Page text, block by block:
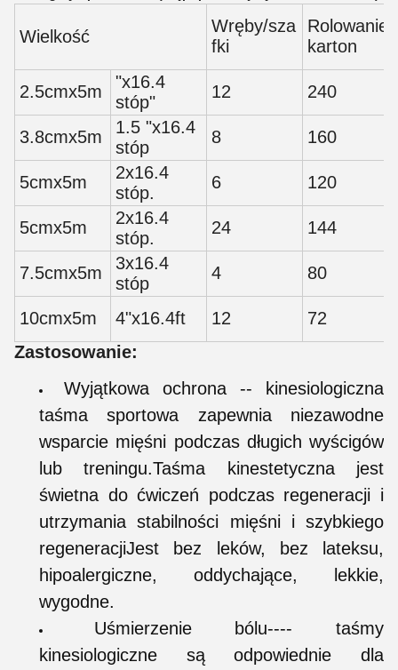
Wielkość
Wręby/sza
fki
Rolowanie/
karton
2.5cmx5m
"x16.4
stóp"
12 240
3.8cmx5m
1.5 "x16.4
stóp
8 160
5cmx5m
2x16.4
stóp.
6 120
5cmx5m
2x16.4
stóp.
24 144
7.5cmx5m
3x16.4
stóp
4 80
10cmx5m 4"x16.4ft 12
72
Zastosowanie:
Wyjątkowa ochrona -- kinesiologiczna
taśma sportowa zapewnia niezawodne
wsparcie mięśni podczas długich wyścigów
lub treningu.Taśma kinestetyczna jest
świetna do ćwiczeń podczas regeneracji i
utrzymania stabilności mięśni i szybkiego
regeneracjiJest bez leków, bez lateksu,
hipoalergiczne, oddychające, lekkie,
wygodne.
Uśmierzenie bólu---- taśmy
kinesiologiczne są odpowiednie dla